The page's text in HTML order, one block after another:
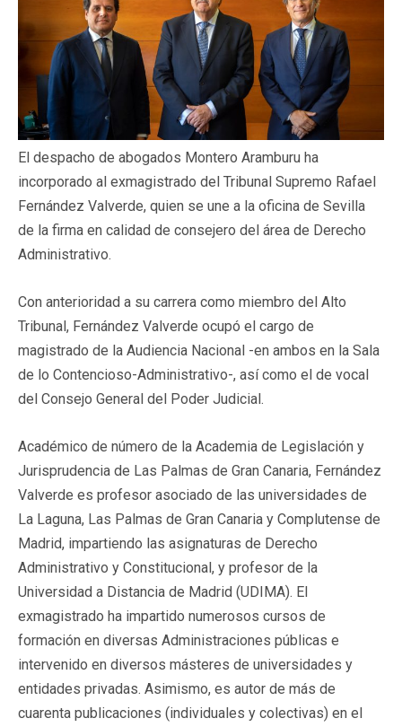
El despacho de abogados Montero Aramburu ha
incorporado al exmagistrado del Tribunal Supremo Rafael
Fernández Valverde, quien se une a la oficina de Sevilla
de la firma en calidad de consejero del área de Derecho
Administrativo.
Con anterioridad a su carrera como miembro del Alto
Tribunal, Fernández Valverde ocupó el cargo de
magistrado de la Audiencia Nacional -en ambos en la Sala
de lo Contencioso-Administrativo-, así como el de vocal
del Consejo General del Poder Judicial.
Académico de número de la Academia de Legislación y
Jurisprudencia de Las Palmas de Gran Canaria, Fernández
Valverde es profesor asociado de las universidades de
La Laguna, Las Palmas de Gran Canaria y Complutense de
Madrid, impartiendo las asignaturas de Derecho
Administrativo y Constitucional, y profesor de la
Universidad a Distancia de Madrid (UDIMA). El
exmagistrado ha impartido numerosos cursos de
formación en diversas Administraciones públicas e
intervenido en diversos másteres de universidades y
entidades privadas. Asimismo, es autor de más de
cuarenta publicaciones (individuales y colectivas) en el